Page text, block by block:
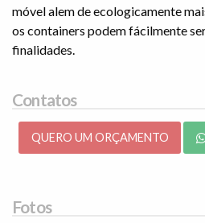
móvel alem de ecologicamente
os containers podem fácilmente
finalidades.
Contatos
QUERO UM ORÇAMENTO
Fotos